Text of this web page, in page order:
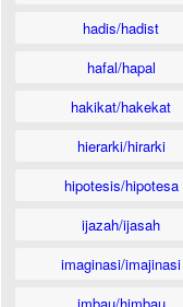
hadis/hadist
hafal/hapal
hakikat/hakekat
hierarki/hirarki
hipotesis/hipotesa
ijazah/ijasah
imaginasi/imajinasi